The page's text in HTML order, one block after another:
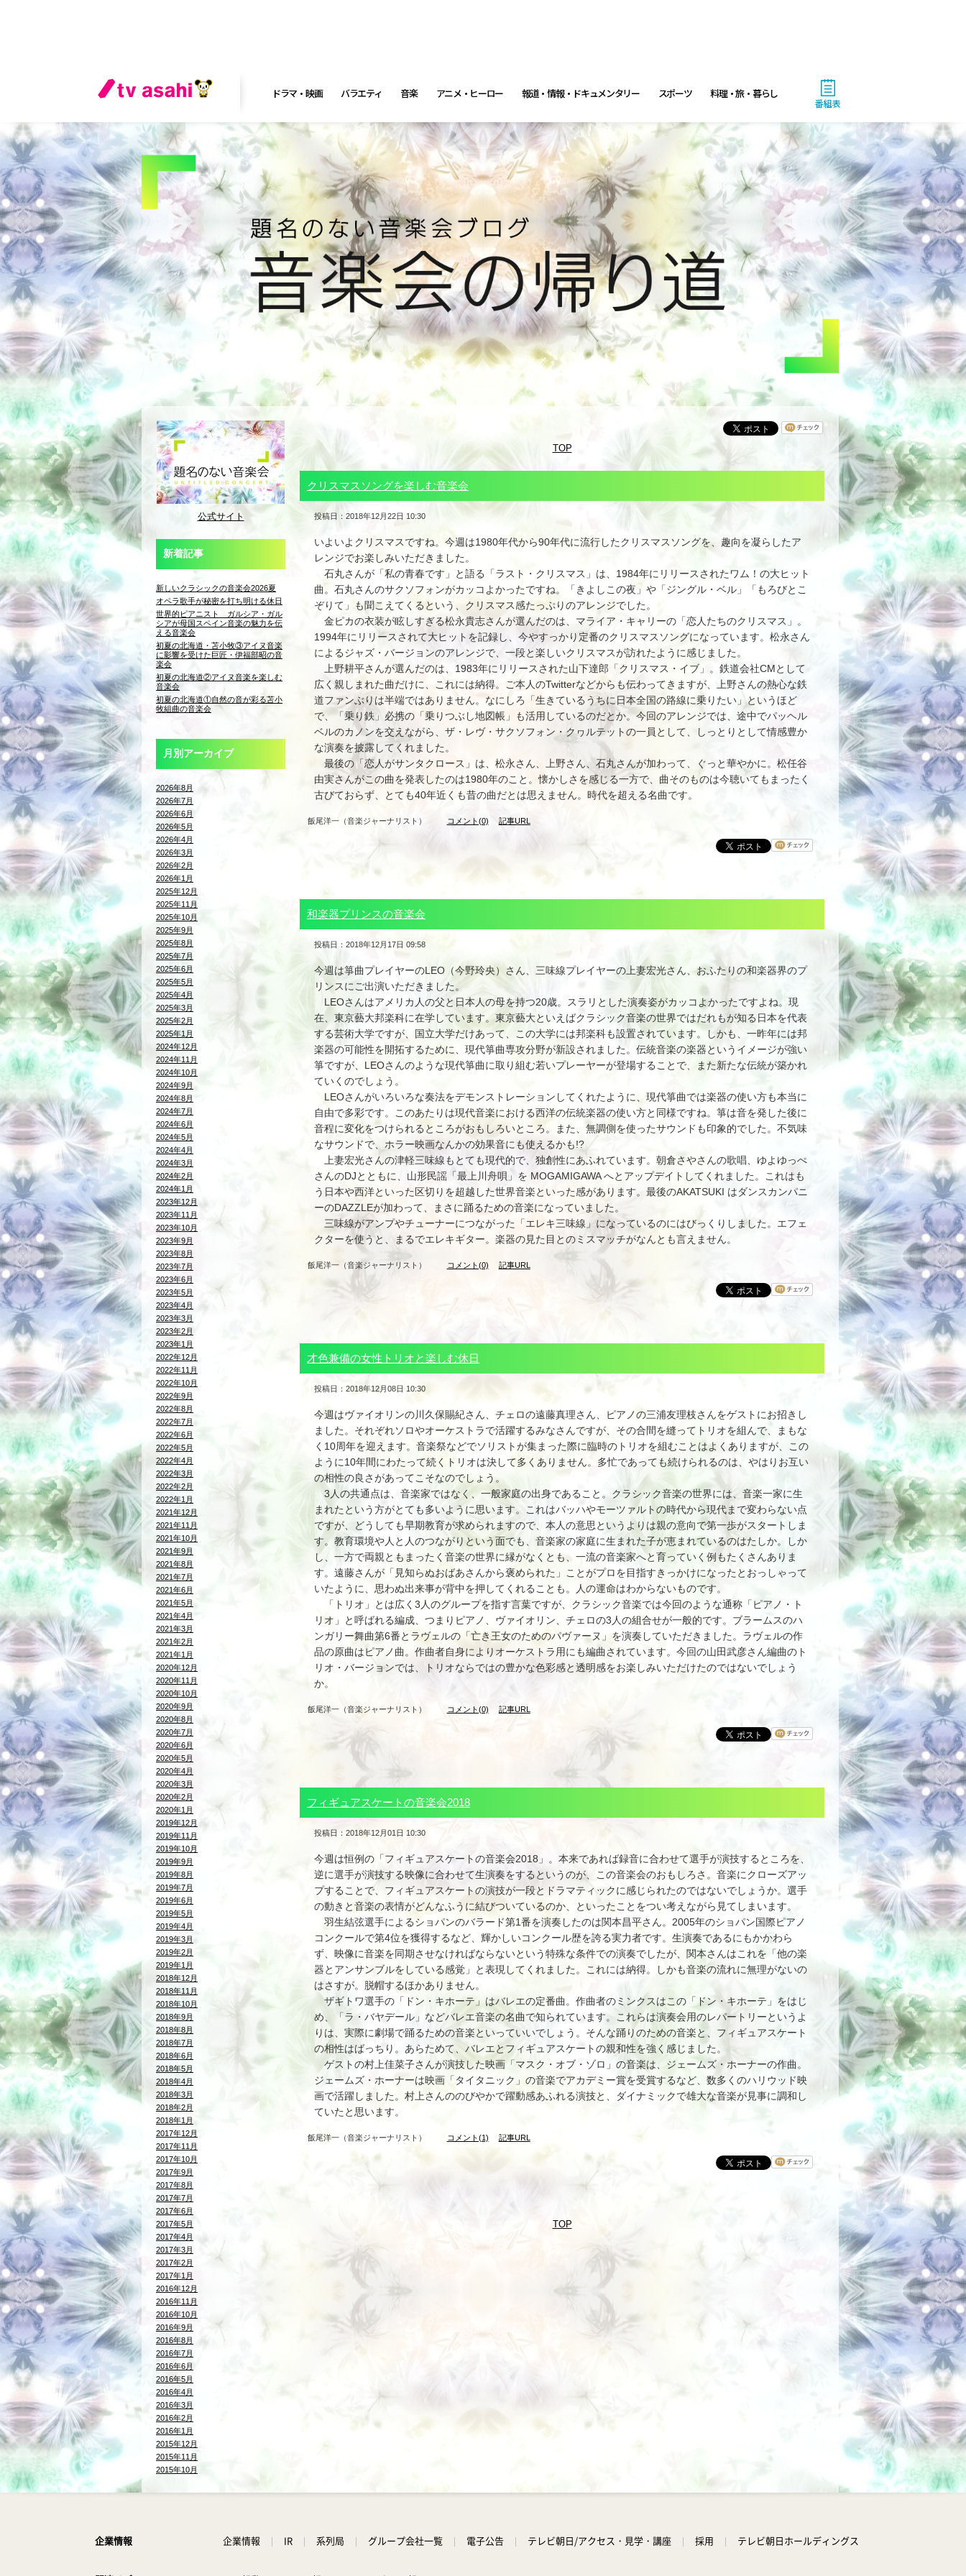
ドラマ・映画 バラエティ 音楽 アニメ・ヒーロー 報道・情報・ドキュメンタリー スポーツ 料理・旅・暮らし
番組表
公式サイト
新着記事
新しいクラシックの音楽会2026夏
オペラ歌手が秘密を打ち明ける休日
世界的ピアニスト ガルシア・ガル
シアが母国スペイン音楽の魅力を伝
える音楽会
初夏の北海道・苫小牧③アイヌ音楽
に影響を受けた巨匠・伊福部昭の音
楽会
初夏の北海道②アイヌ音楽を楽しむ
音楽会
初夏の北海道①自然の音が彩る苫小
牧組曲の音楽会
月別アーカイブ
2026年8月
2026年7月
2026年6月
2026年5月
2026年4月
2026年3月
2026年2月
2026年1月
2025年12月
2025年11月
2025年10月
2025年9月
2025年8月
2025年7月
2025年6月
2025年5月
2025年4月
2025年3月
2025年2月
2025年1月
2024年12月
2024年11月
2024年10月
2024年9月
2024年8月
2024年7月
2024年6月
2024年5月
2024年4月
2024年3月
2024年2月
2024年1月
2023年12月
2023年11月
2023年10月
2023年9月
2023年8月
2023年7月
2023年6月
2023年5月
2023年4月
2023年3月
2023年2月
2023年1月
2022年12月
2022年11月
2022年10月
2022年9月
2022年8月
2022年7月
2022年6月
2022年5月
2022年4月
2022年3月
2022年2月
2022年1月
2021年12月
2021年11月
2021年10月
2021年9月
2021年8月
2021年7月
2021年6月
2021年5月
2021年4月
2021年3月
2021年2月
2021年1月
2020年12月
2020年11月
2020年10月
2020年9月
2020年8月
2020年7月
2020年6月
2020年5月
2020年4月
2020年3月
2020年2月
2020年1月
2019年12月
2019年11月
2019年10月
2019年9月
2019年8月
2019年7月
2019年6月
2019年5月
2019年4月
2019年3月
2019年2月
2019年1月
2018年12月
2018年11月
2018年10月
2018年9月
2018年8月
2018年7月
2018年6月
2018年5月
2018年4月
2018年3月
2018年2月
2018年1月
2017年12月
2017年11月
2017年10月
2017年9月
2017年8月
2017年7月
2017年6月
2017年5月
2017年4月
2017年3月
2017年2月
2017年1月
2016年12月
2016年11月
2016年10月
2016年9月
2016年8月
2016年7月
2016年6月
2016年5月
2016年4月
2016年3月
2016年2月
2016年1月
2015年12月
2015年11月
2015年10月
TOP
クリスマスソングを楽しむ音楽会
投稿日：2018年12月22日 10:30
いよいよクリスマスですね。今週は1980年代から90年代に流行したクリスマスソングを、趣向を凝らしたア
レンジでお楽しみいただきました。
石丸さんが「私の青春です」と語る「ラスト・クリスマス」は、1984年にリリースされたワム！の大ヒット
曲。石丸さんのサクソフォンがカッコよかったですね。「きよしこの夜」や「ジングル・ベル」「もろびとこ
ぞりて」も聞こえてくるという、クリスマス感たっぷりのアレンジでした。
金ピカの衣装が眩しすぎる松永貴志さんが選んだのは、マライア・キャリーの「恋人たちのクリスマス」。
1994年にリリースされて大ヒットを記録し、今やすっかり定番のクリスマスソングになっています。松永さん
によるジャズ・バージョンのアレンジで、一段と楽しいクリスマスが訪れたように感じました。
上野耕平さんが選んだのは、1983年にリリースされた山下達郎「クリスマス・イブ」。鉄道会社CMとして
広く親しまれた曲だけに、これには納得。ご本人のTwitterなどからも伝わってきますが、上野さんの熱心な鉄
道ファンぶりは半端ではありません。なにしろ「生きているうちに日本全国の路線に乗りたい」というほど
で、「乗り鉄」必携の「乗りつぶし地図帳」も活用しているのだとか。今回のアレンジでは、途中でパッヘル
ベルのカノンを交えながら、ザ・レヴ・サクソフォン・クヮルテットの一員として、しっとりとして情感豊か
な演奏を披露してくれました。
最後の「恋人がサンタクロース」は、松永さん、上野さん、石丸さんが加わって、ぐっと華やかに。松任谷
由実さんがこの曲を発表したのは1980年のこと。懐かしさを感じる一方で、曲そのものは今聴いてもまったく
古びておらず、とても40年近くも昔の曲だとは思えません。時代を超える名曲です。
飯尾洋一（音楽ジャーナリスト） コメント(0) 記事URL
和楽器プリンスの音楽会
投稿日：2018年12月17日 09:58
今週は箏曲プレイヤーのLEO（今野玲央）さん、三味線プレイヤーの上妻宏光さん、おふたりの和楽器界のプ
リンスにご出演いただきました。
LEOさんはアメリカ人の父と日本人の母を持つ20歳。スラリとした演奏姿がカッコよかったですよね。現
在、東京藝大邦楽科に在学しています。東京藝大といえばクラシック音楽の世界ではだれもが知る日本を代表
する芸術大学ですが、国立大学だけあって、この大学には邦楽科も設置されています。しかも、一昨年には邦
楽器の可能性を開拓するために、現代箏曲専攻分野が新設されました。伝統音楽の楽器というイメージが強い
箏ですが、LEOさんのような現代箏曲に取り組む若いプレーヤーが登場することで、また新たな伝統が築かれ
ていくのでしょう。
LEOさんがいろいろな奏法をデモンストレーションしてくれたように、現代箏曲では楽器の使い方も本当に
自由で多彩です。このあたりは現代音楽における西洋の伝統楽器の使い方と同様ですね。箏は音を発した後に
音程に変化をつけられるところがおもしろいところ。また、無調側を使ったサウンドも印象的でした。不気味
なサウンドで、ホラー映画なんかの効果音にも使えるかも!?
上妻宏光さんの津軽三味線もとても現代的で、独創性にあふれています。朝倉さやさんの歌唱、ゆよゆっぺ
さんのDJとともに、山形民謡「最上川舟唄」を MOGAMIGAWA へとアップデイトしてくれました。これはも
う日本や西洋といった区切りを超越した世界音楽といった感があります。最後のAKATSUKI はダンスカンパニ
ーのDAZZLEが加わって、まさに踊るための音楽になっていました。
三味線がアンプやチューナーにつながった「エレキ三味線」になっているのにはびっくりしました。エフェ
クターを使うと、まるでエレキギター。楽器の見た目とのミスマッチがなんとも言えません。
飯尾洋一（音楽ジャーナリスト） コメント(0) 記事URL
才色兼備の女性トリオと楽しむ休日
投稿日：2018年12月08日 10:30
今週はヴァイオリンの川久保賜紀さん、チェロの遠藤真理さん、ピアノの三浦友理枝さんをゲストにお招きし
ました。それぞれソロやオーケストラで活躍するみなさんですが、その合間を縫ってトリオを組んで、まもな
く10周年を迎えます。音楽祭などでソリストが集まった際に臨時のトリオを組むことはよくありますが、この
ように10年間にわたって続くトリオは決して多くありません。多忙であっても続けられるのは、やはりお互い
の相性の良さがあってこそなのでしょう。
3人の共通点は、音楽家ではなく、一般家庭の出身であること。クラシック音楽の世界には、音楽一家に生
まれたという方がとても多いように思います。これはバッハやモーツァルトの時代から現代まで変わらない点
ですが、どうしても早期教育が求められますので、本人の意思というよりは親の意向で第一歩がスタートしま
す。教育環境や人と人のつながりという面でも、音楽家の家庭に生まれた子が恵まれているのはたしか。しか
し、一方で両親ともまったく音楽の世界に縁がなくとも、一流の音楽家へと育っていく例もたくさんありま
す。遠藤さんが「見知らぬおばあさんから褒められた」ことがプロを目指すきっかけになったとおっしゃって
いたように、思わぬ出来事が背中を押してくれることも。人の運命はわからないものです。
「トリオ」とは広く3人のグループを指す言葉ですが、クラシック音楽では今回のような通称「ピアノ・ト
リオ」と呼ばれる編成、つまりピアノ、ヴァイオリン、チェロの3人の組合せが一般的です。ブラームスのハ
ンガリー舞曲第6番とラヴェルの「亡き王女のためのパヴァーヌ」を演奏していただきました。ラヴェルの作
品の原曲はピアノ曲。作曲者自身によりオーケストラ用にも編曲されています。今回の山田武彦さん編曲のト
リオ・バージョンでは、トリオならではの豊かな色彩感と透明感をお楽しみいただけたのではないでしょう
か。
飯尾洋一（音楽ジャーナリスト） コメント(0) 記事URL
フィギュアスケートの音楽会2018
投稿日：2018年12月01日 10:30
今週は恒例の「フィギュアスケートの音楽会2018」。本来であれば録音に合わせて選手が演技するところを、
逆に選手が演技する映像に合わせて生演奏をするというのが、この音楽会のおもしろさ。音楽にクローズアッ
プすることで、フィギュアスケートの演技が一段とドラマティックに感じられたのではないでしょうか。選手
の動きと音楽の表情がどんなふうに結びついているのか、といったことをつい考えながら見てしまいます。
羽生結弦選手によるショパンのバラード第1番を演奏したのは関本昌平さん。2005年のショパン国際ピアノ
コンクールで第4位を獲得するなど、輝かしいコンクール歴を誇る実力者です。生演奏であるにもかかわら
ず、映像に音楽を同期させなければならないという特殊な条件での演奏でしたが、関本さんはこれを「他の楽
器とアンサンブルをしている感覚」と表現してくれました。これには納得。しかも音楽の流れに無理がないの
はさすが。脱帽するほかありません。
ザギトワ選手の「ドン・キホーテ」はバレエの定番曲。作曲者のミンクスはこの「ドン・キホーテ」をはじ
め、「ラ・バヤデール」などバレエ音楽の名曲で知られています。これらは演奏会用のレパートリーというよ
りは、実際に劇場で踊るための音楽といっていいでしょう。そんな踊りのための音楽と、フィギュアスケート
の相性はばっちり。あらためて、バレエとフィギュアスケートの親和性を強く感じました。
ゲストの村上佳菜子さんが演技した映画「マスク・オブ・ゾロ」の音楽は、ジェームズ・ホーナーの作曲。
ジェームズ・ホーナーは映画「タイタニック」の音楽でアカデミー賞を受賞するなど、数多くのハリウッド映
画で活躍しました。村上さんののびやかで躍動感あふれる演技と、ダイナミックで雄大な音楽が見事に調和し
ていたと思います。
飯尾洋一（音楽ジャーナリスト） コメント(1) 記事URL
TOP
企業情報 企業情報 IR 系列局 グループ会社一覧 電子公告 テレビ朝日/アクセス・見学・講座 採用 テレビ朝日ホールディングス